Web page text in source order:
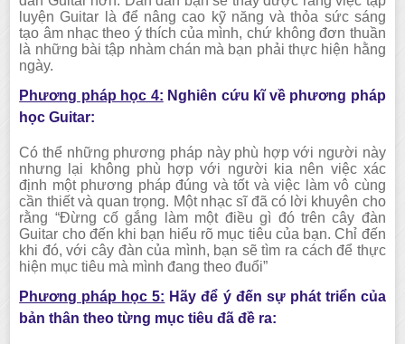
luyện Guitar là để nâng cao kỹ năng và thỏa sức sáng
tạo âm nhạc theo ý thích của mình, chứ không đơn thuần
là những bài tập nhàm chán mà bạn phải thực hiện hằng
ngày.
Phương pháp học 4: Nghiên cứu kĩ về phương pháp
học Guitar:
Có thể những phương pháp này phù hợp với người này
nhưng lại không phù hợp với người kia nên việc xác
định một phương pháp đúng và tốt và việc làm vô cùng
cần thiết và quan trọng. Một nhạc sĩ đã có lời khuyên cho
rằng “Đừng cố gắng làm một điều gì đó trên cây đàn
Guitar cho đến khi bạn hiểu rõ mục tiêu của bạn. Chỉ đến
khi đó, với cây đàn của mình, bạn sẽ tìm ra cách để thực
hiện mục tiêu mà mình đang theo đuổi”
Phương pháp học 5: Hãy để ý đến sự phát triển của
bản thân theo từng mục tiêu đã đề ra: